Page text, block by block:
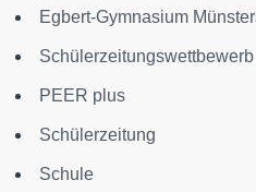
Egbert-Gymnasium
Schülerzeitungswettbewerb
PEER plus
Schülerzeitung
Schule